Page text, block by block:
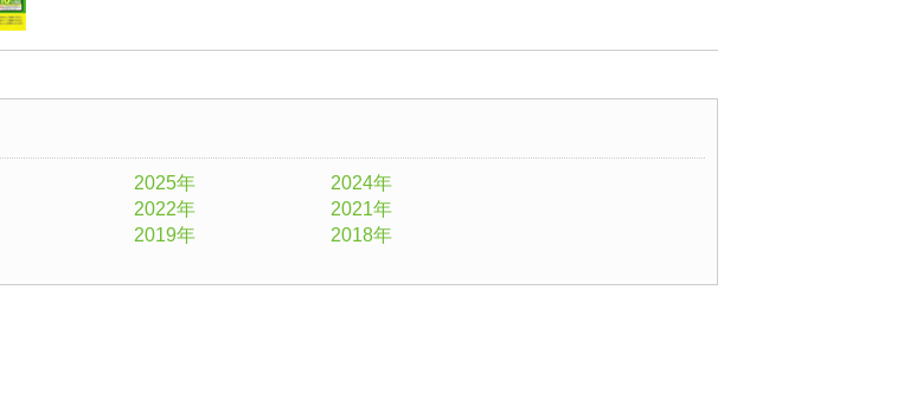
2025年
2024年
2022年
2021年
2019年 2018年